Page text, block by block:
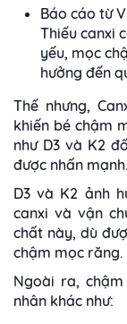
Báo cáo từ
Thiếu canxi
yếu, mọc
hưởng đến
Thế nhưng,
khiến bé chậm
như D3 và K2
được nhấn mạnh.
D3 và K2 ảnh
canxi và vận
chất này, dù
chậm mọc răng.
Ngoài ra,
nhân khác như: